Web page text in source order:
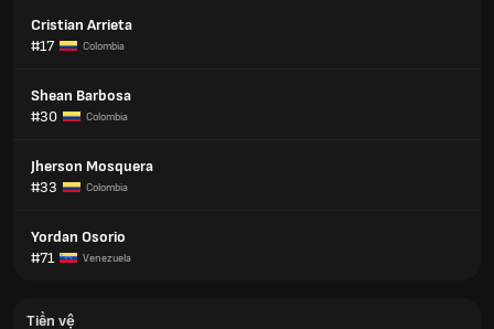
Cristian Arrieta
#17
Colombia
Shean Barbosa
#30
Colombia
Jherson Mosquera
#33
Colombia
Yordan Osorio
#71
Venezuela
Tiền vệ